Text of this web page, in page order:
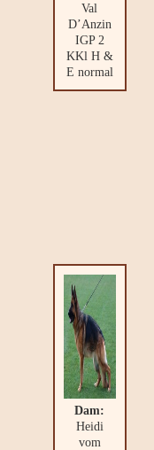
Val
D’Anzin
IGP 2
KKl H &
E normal
Dam:
Heidi
vom